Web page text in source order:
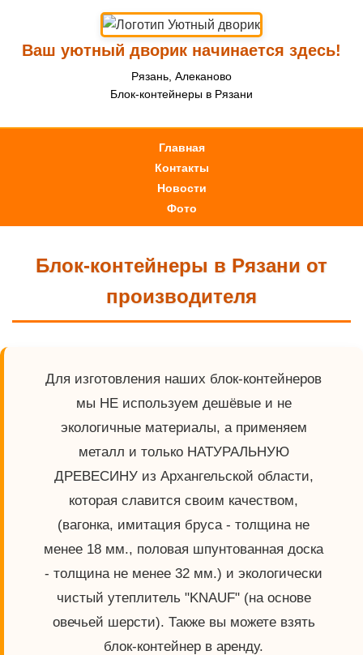
Ваш уютный дворик начинается здесь!
Рязань, Алеканово
Блок-контейнеры в Рязани
Главная
Контакты
Новости
Фото
Блок-контейнеры в Рязани от
производителя
Для изготовления наших блок-контейнеров
мы НЕ используем дешёвые и не
экологичные материалы, а применяем
металл и только НАТУРАЛЬНУЮ
ДРЕВЕСИНУ из Архангельской области,
которая славится своим качеством,
(вагонка, имитация бруса - толщина не
менее 18 мм., половая шпунтованная доска
- толщина не менее 32 мм.) и экологически
чистый утеплитель "KNAUF" (на основе
овечьей шерсти). Также вы можете взять
блок-контейнер в аренду.